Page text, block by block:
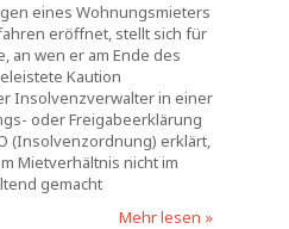
eines Wohnungsmieters
eröffnet, stellt sich für
an wen er am Ende des
Kaution
Insolvenzverwalter in einer
oder Freigabeerklärung
(Insolvenzordnung) erklärt,
Mietverhältnis nicht im
gemacht
Mehr lesen »